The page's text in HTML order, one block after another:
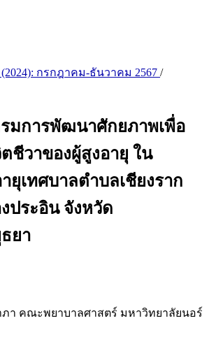
กรกฎาคม-ธันวาคม 2567 /
มการพัฒนาศักยภาพเพื่อ
ชีวาของผู้สูงอายุ ใน
ยุเทศบาลตำบลเชียงราก
ประอิน จังหวัด
ยา
า คณะพยาบาลศาสตร์ มหาวิทยาลัยนอร์